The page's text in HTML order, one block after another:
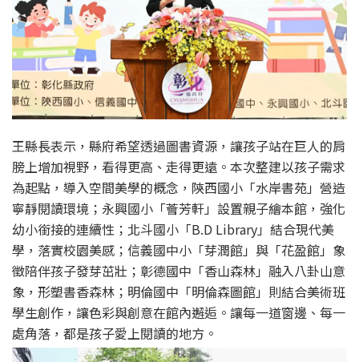
王縣長表示，縣府希望透過圖書資源，讓孩子站在巨人的肩
膀上增加視野，看得更高、走得更遠。本次整建以孩子需求
為起點，導入空間美學的概念，陝西國小「水岸書苑」營造
寧靜閱讀環境；永興國小「薈芳軒」設置親子繪本館，強化
幼小銜接的連續性；北斗國小「B.D Library」結合現代美
學，落實校園美感；信義國中小「芽潤館」與「花盈館」象
徵陪伴孩子發芽茁壯；彰德國中「香山森林」融入八卦山意
象，形塑書香森林；明倫國中「明倫森圖館」則結合美術班
學生創作，讓色彩與創意在館內邂逅。讓每一道窗邊、每一
處角落，都是孩子愛上閱讀的地方。